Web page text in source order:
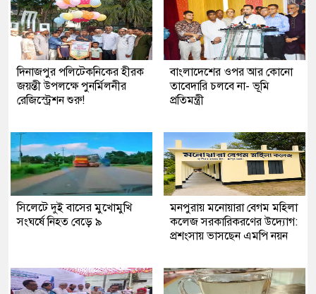
দিনাজপুর পলিটেকনিকের হীরক
জয়ন্তী উপলক্ষে পুনর্মিলনীর
রেজিস্ট্রেশন শুরু!
বাংলাদেশের ওপর আর কোনো
তাবেদারি চলবে না- ভূমি
প্রতিমন্ত্রী
সিলেটে দুই বাসের মুখোমুখি
সংঘর্ষে নিহত বেড়ে ৯
মনপুরায় মনোয়ারা বেগম মহিলা
কলেজ সরকারিকরণের উদ্যোগ:
প্রশংসায় ভাসছেন এমপি নয়ন